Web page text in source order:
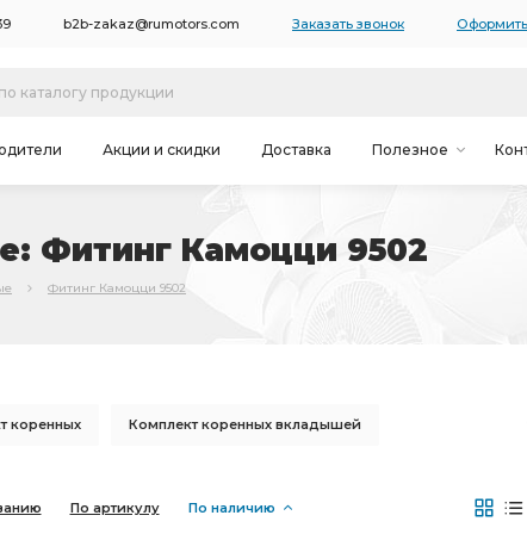
b2b-zakaz@rumotors.com Заказать звонок
Акции и скидки Доставка Полезное
Фитинг Камоцци 9502
Фитинг Камоцци 9502
коренных Комплект коренных вкладышей
По артикулу По наличию